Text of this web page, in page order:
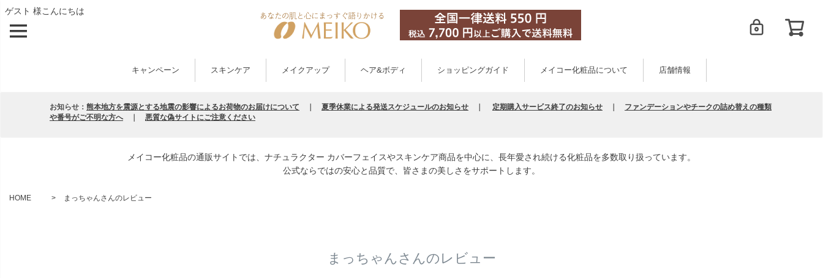
ゲスト 様こんにちは
キャンペーン スキンケア メイクアップ ヘア&ボディ ショッピングガイド メイコー化粧品について 店舗情報
お知らせ： 熊本地方を震源とする地震の影響によるお荷物のお届けについて 夏季休業による発送スケジュールのお知らせ 定期購入サービス終了のお知らせ
ファンデーションやチークの詰め替えの種類
や番号がご不明な方へ｜ 悪質な偽サイトにご注意ください
メイコー化粧品の通販サイトでは、ナチュラクター カバーフェイスやスキンケア商品を中心に、長年愛され続ける化粧品を多数取り扱っています。
公式ならではの安心と品質で、皆さまの美しさをサポートします。
HOME まっちゃんさんのレビュー
まっちゃんさんのレビュー